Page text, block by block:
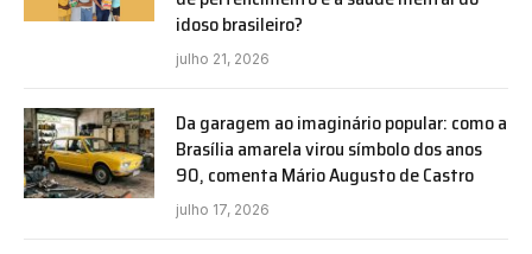
idoso brasileiro?
julho 21, 2026
Da garagem ao imaginário popular: como a
Brasília amarela virou símbolo dos anos
90, comenta Mário Augusto de Castro
julho 17, 2026